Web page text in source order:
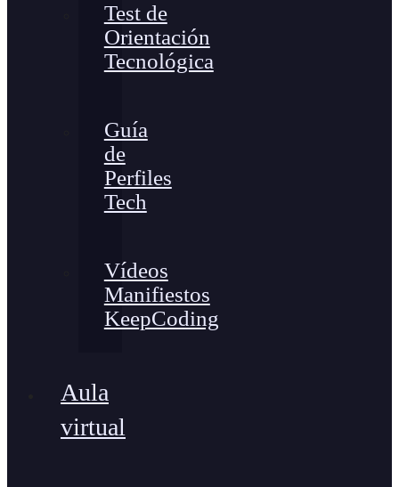
Test de
Orientación
Tecnológica
Guía
de
Perfiles
Tech
Vídeos
Manifiestos
KeepCoding
Aula
virtual